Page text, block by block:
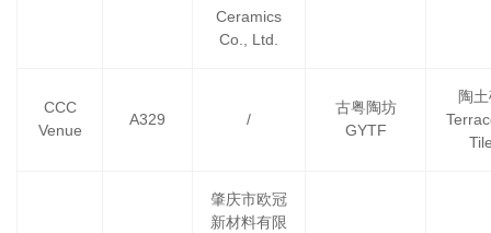
Ceramics
Co., Ltd.
CCC
Venue
A329 /
古粤陶坊
GYTF
陶
肇庆市欧冠
新材料有限